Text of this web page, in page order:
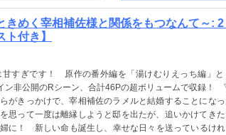
きめく宰相補佐様と関係をもつなんて～:
付き】
すぎです！ 原作の番外編を「湯けむりえっち編」と
ン非公開のRシーン、合計46Pの超ボリュームで収録
がきっかけで、宰相補佐のラメルと結婚することにな
思って一度は離縁しようと邸を出たが、追いかけてき
婦に！ 新しい命も誕生し、幸せな日々を送っている